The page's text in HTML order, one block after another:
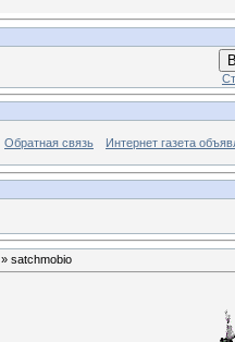
Обратная связь Интернет газета
» satchmobio